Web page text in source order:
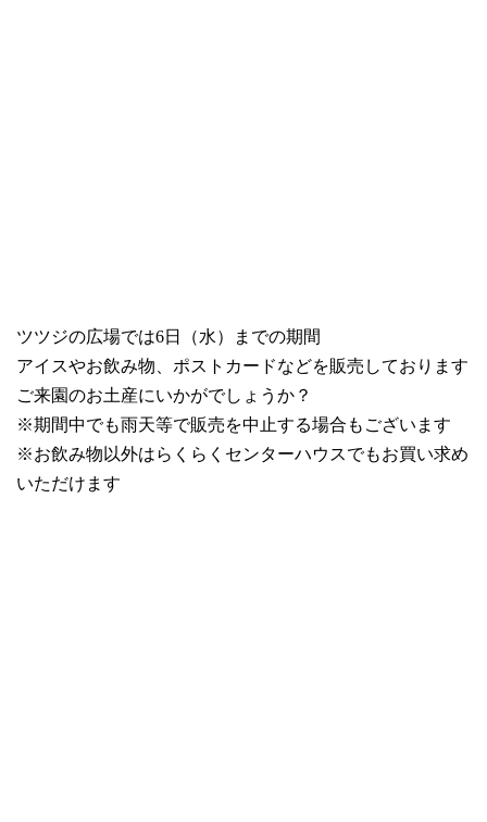
ツツジの広場では6日（水）までの期間
アイスやお飲み物、ポストカードなどを販売しております
ご来園のお土産にいかがでしょうか？
※期間中でも雨天等で販売を中止する場合もございます
※お飲み物以外はらくらくセンターハウスでもお買い求め
いただけます